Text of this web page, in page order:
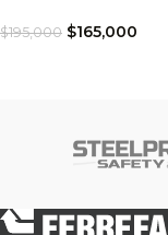
$195,000 $165,000